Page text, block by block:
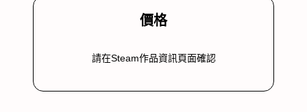
價格
請在Steam作品資訊頁面確認